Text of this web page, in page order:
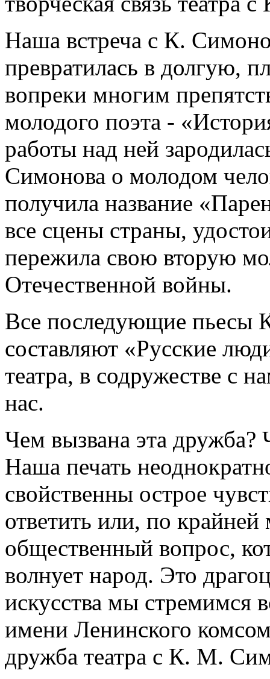
Наша встреча с К.
превратилась в долгую,
вопреки многим
молодого поэта -
работы над ней
Симонова о молодом
получила название
все сцены страны,
пережила свою вторую
Отечественной войны.
Все последующие пьесы
составляют «Русские
театра, в содружестве с
нас.
Чем вызвана эта дружба?
Наша печать
свойственны острое
ответить или, по крайней
общественный вопрос,
волнует народ. Это
искусства мы стремимся
имени Ленинского
дружба театра с К. М.